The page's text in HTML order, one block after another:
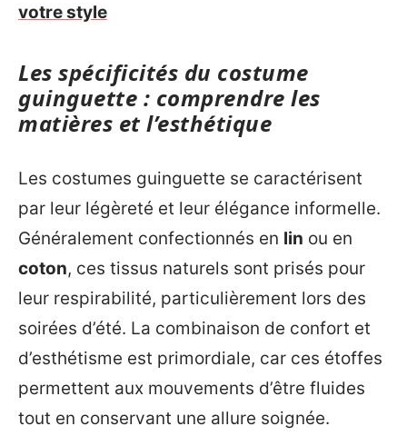
votre style
Les spécificités du costume
guinguette : comprendre les
matières et l’esthétique
Les costumes guinguette se caractérisent
par leur légèreté et leur élégance informelle.
Généralement confectionnés en lin ou en
coton, ces tissus naturels sont prisés pour
leur respirabilité, particulièrement lors des
soirées d’été. La combinaison de confort et
d’esthétisme est primordiale, car ces étoffes
permettent aux mouvements d’être fluides
tout en conservant une allure soignée.